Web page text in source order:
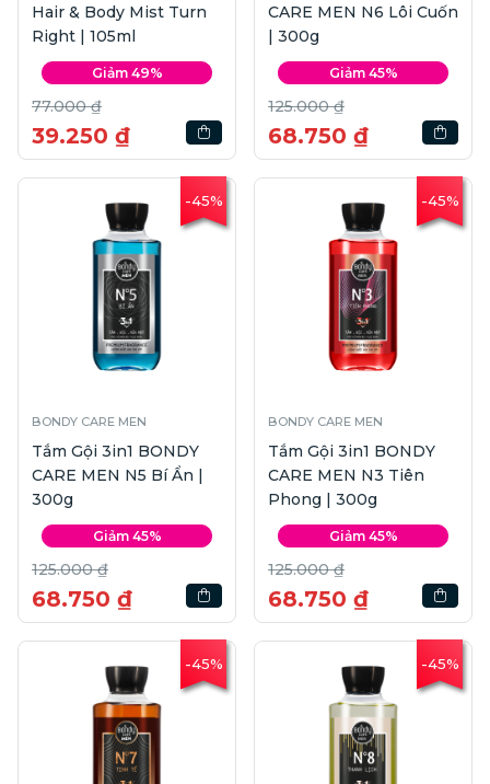
Hair & Body Mist Turn
Right | 105ml
Giảm 49%
77.000 ₫
39.250 ₫
CARE MEN N6 Lôi Cuốn
| 300g
Giảm 45%
125.000 ₫
68.750 ₫
-45%
BONDY CARE MEN
Tắm Gội 3in1 BONDY
CARE MEN N5 Bí Ẩn |
300g
Giảm 45%
125.000 ₫
68.750 ₫
-45%
BONDY CARE MEN
Tắm Gội 3in1 BONDY
CARE MEN N3 Tiên
Phong | 300g
Giảm 45%
125.000 ₫
68.750 ₫
-45% -45%